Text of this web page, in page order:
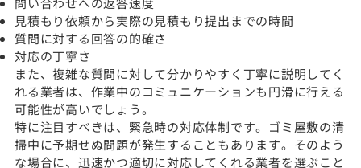
見積もり依頼から実際の見積もり提出までの時間
質問に対する回答の的確さ
対応の丁寧さ
また、複雑な質問に対して分かりやすく丁寧に説明してく
れる業者は、作業中のコミュニケーションも円滑に行える
可能性が高いでしょう。
特に注目すべきは、緊急時の対応体制です。ゴミ屋敷の清
掃中に予期せぬ問題が発生することもあります。そのよう
な場合に、迅速かつ適切に対応してくれる業者を選ぶこと